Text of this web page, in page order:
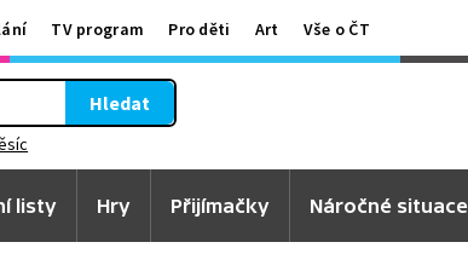
TV program Pro děti Art Vše o ČT
Hledat
listy Hry Přijímačky Náročné situace